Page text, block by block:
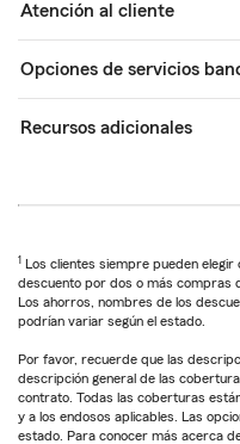
Atención al cliente
Opciones de servicios
Recursos adicionales
1 Los clientes siempre pueden
descuento por dos o más compras
Los ahorros, nombres de los
podrían variar según el estado.
Por favor, recuerde que las
descripción general de las
contrato. Todas las coberturas
y a los endosos aplicables. Las
estado. Para conocer más acerca